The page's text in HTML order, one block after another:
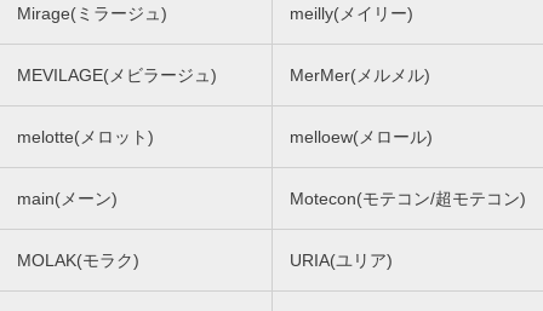
Mirage(ミラージュ) meilly(メイリー)
MEVILAGE(メビラージュ) MerMer(メルメル)
melotte(メロット) melloew(メロール)
main(メーン) Motecon(モテコン/超モテコン)
MOLAK(モラク) URIA(ユリア)